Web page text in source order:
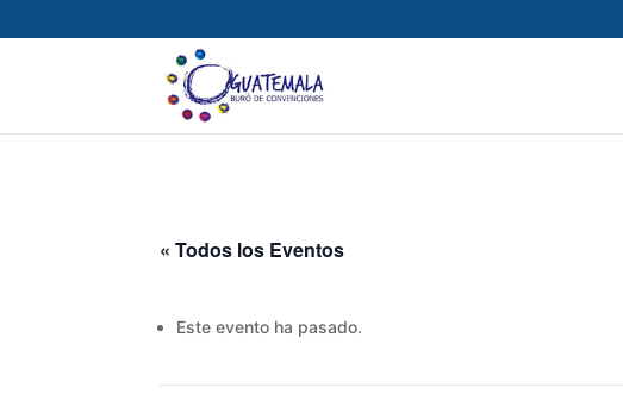
« Todos los Eventos
Este evento ha pasado.